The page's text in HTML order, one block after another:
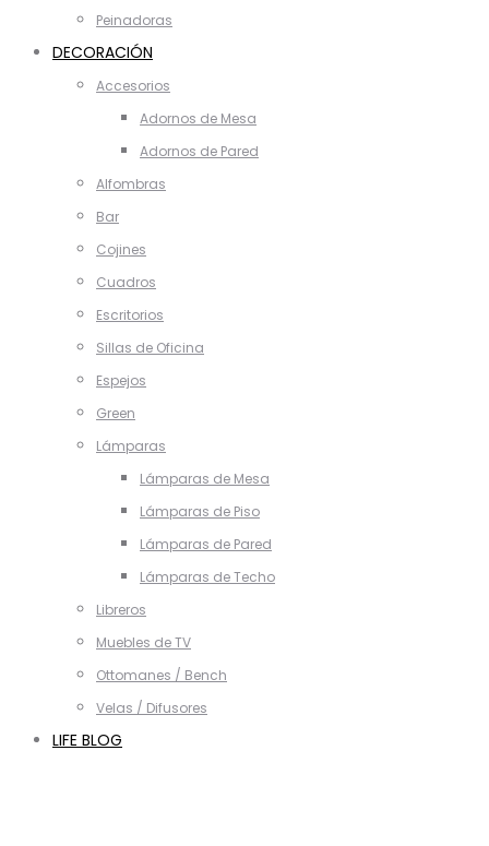
Peinadoras
DECORACIÓN
Accesorios
Adornos de Mesa
Adornos de Pared
Alfombras
Bar
Cojines
Cuadros
Escritorios
Sillas de Oficina
Espejos
Green
Lámparas
Lámparas de Mesa
Lámparas de Piso
Lámparas de Pared
Lámparas de Techo
Libreros
Muebles de TV
Ottomanes / Bench
Velas / Difusores
LIFE BLOG